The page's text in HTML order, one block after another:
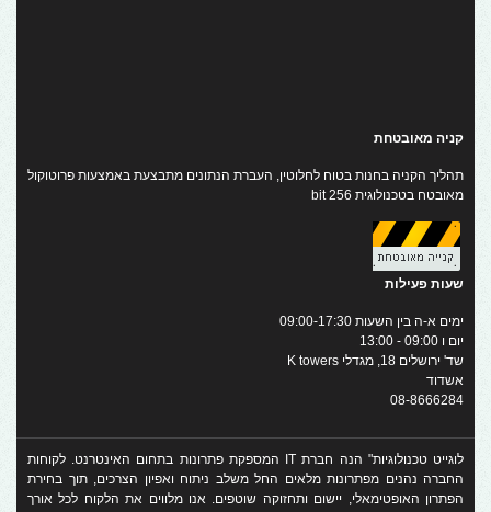
קניה מאובטחת
תהליך הקניה בחנות בטוח לחלוטין, העברת הנתונים מתבצעת באמצעות פרוטוקול
מאובטח בטכנולוגית 256 bit
שעות פעילות
ימים א-ה בין השעות 09:00-17:30
יום ו 09:00 - 13:00
שד' ירושלים 18, מגדלי K towers
אשדוד
08-8666284
לוגייט טכנולוגיות" הנה חברת IT המספקת פתרונות בתחום האינטרנט. לקוחות
החברה נהנים מפתרונות מלאים החל משלב ניתוח ואפיון הצרכים, תוך בחירת
הפתרון האופטימאלי, יישום ותחזוקה שוטפים. אנו מלווים את הלקוח לכל אורך